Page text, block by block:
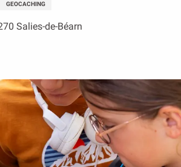
GEOCACHING
Salies-de-Béarn